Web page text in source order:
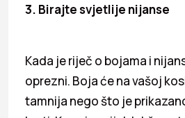
3. Birajte svjetlije nijanse
Kada je riječ o bojama i
oprezni. Boja će na vašoj
tamnija nego što je